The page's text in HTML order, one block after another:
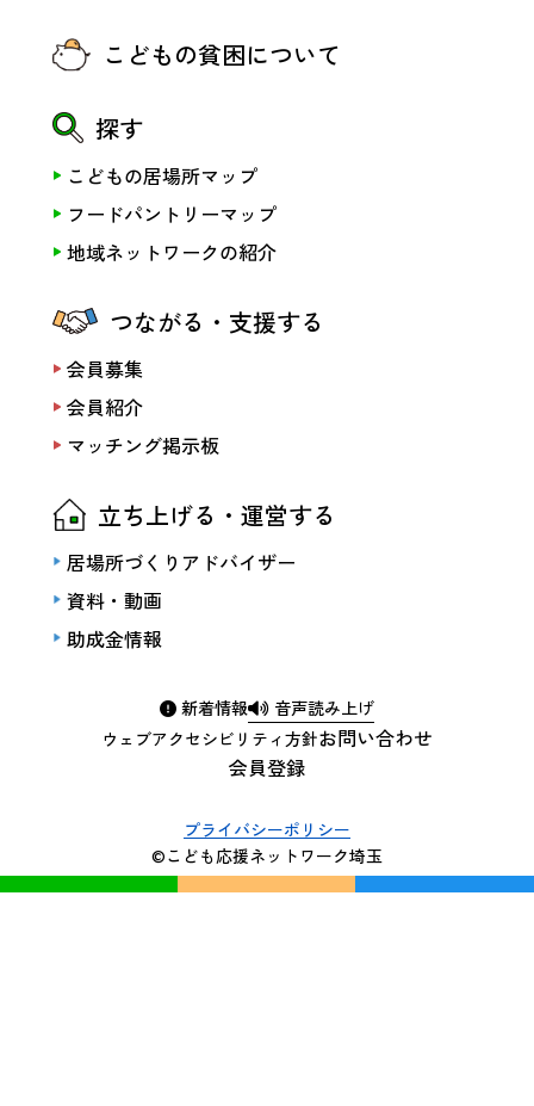
新着情報 音声読み上げ
会員登録
お問い合わせ
ウェブアクセシビリティ方針
こどもの貧困について
探す
こどもの居場所マップ
フードパントリーマップ
地域ネットワークの紹介
つながる・支援する
会員募集
会員紹介
マッチング掲示板
立ち上げる・運営する
居場所づくりアドバイザー
資料・動画
助成金情報
プライバシーポリシー
©こども応援ネットワーク埼玉